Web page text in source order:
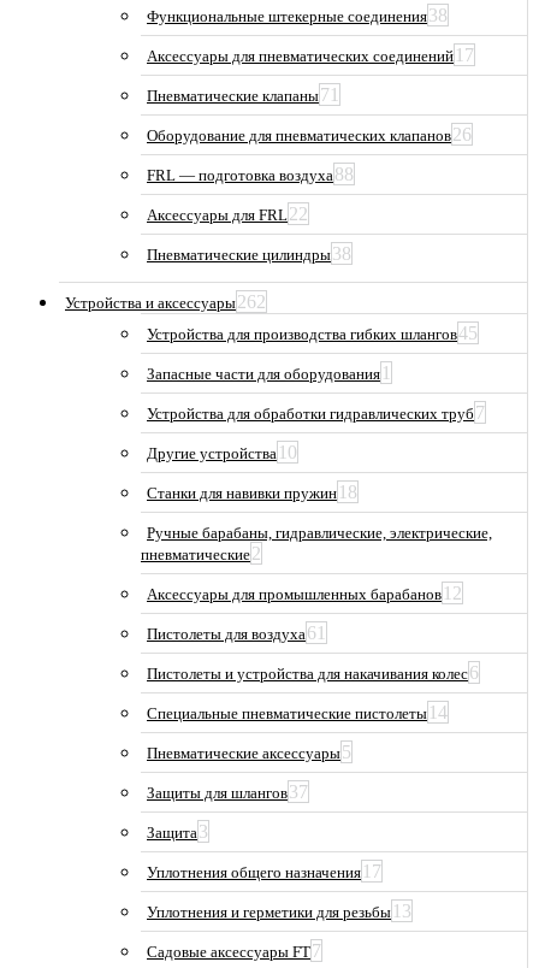
Функциональные штекерные соединения38
Аксессуары для пневматических соединений 17
Пневматические клапаны71
Оборудование для пневматических клапанов26
FRL — подготовка воздуха88
Аксессуары для FRL22
Пневматические цилиндры38
Устройства и аксессуары262
Устройства для производства гибких шлангов45
Запасные части для оборудования 1
Устройства для обработки гидравлических труб 7
Другие устройства 10
Станки для навивки пружин 18
Ручные барабаны, гидравлические, электрические,
пневматические2
Аксессуары для промышленных барабанов 12
Пистолеты для воздуха61
Пистолеты и устройства для накачивания колес6
Специальные пневматические пистолеты 14
Пневматические аксессуары5
Защиты для шлангов37
Защита3
Уплотнения общего назначения 17
Уплотнения и герметики для резьбы 13
Садовые аксессуары FT7